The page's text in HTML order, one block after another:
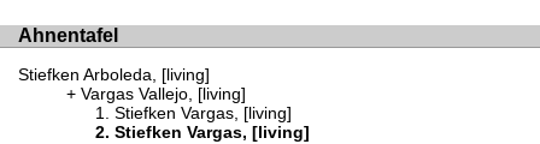
Ahnentafel
Stiefken Arboleda, [living]
Vargas Vallejo, [living]
Stiefken Vargas, [living]
Stiefken Vargas, [living]